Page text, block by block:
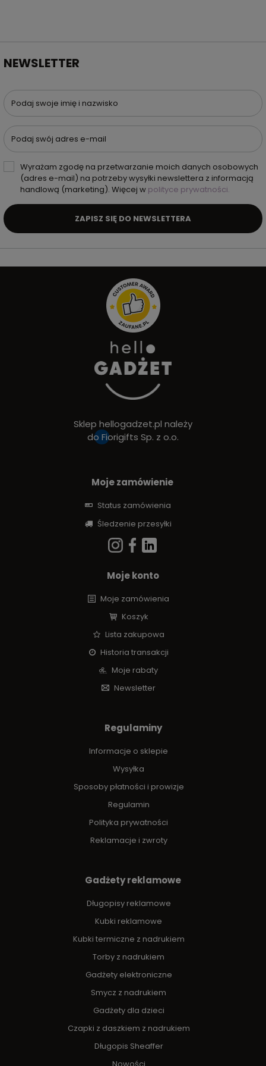
NEWSLETTER
Podaj swoje imię i nazwisko
Podaj swój adres e-mail
Wyrażam zgodę na przetwarzanie moich danych osobowych
(adres e-mail) na potrzeby wysyłki newslettera z informacją
handlową (marketing). Więcej w polityce prywatności.
ZAPISZ SIĘ DO NEWSLETTERA
Sklep hellogadzet.pl należy
do Fiorigifts Sp. z o.o.
Moje zamówienie
Status zamówienia
Śledzenie przesyłki
Moje konto
Moje zamówienia
Koszyk
Lista zakupowa
Historia transakcji
Moje rabaty
Newsletter
Regulaminy
Informacje o sklepie
Wysyłka
Sposoby płatności i prowizje
Regulamin
Polityka prywatności
Reklamacje i zwroty
Gadżety reklamowe
Długopisy reklamowe
Kubki reklamowe
Kubki termiczne z nadrukiem
Torby z nadrukiem
Gadżety elektroniczne
Smycz z nadrukiem
Gadżety dla dzieci
Czapki z daszkiem z nadrukiem
Długopis Sheaffer
Nowości